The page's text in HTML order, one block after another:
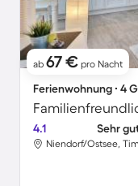
ab 67 € pro Nacht
Ferienwohnung ∙ 4
4.1 Sehr
Niendorf/Ostsee,